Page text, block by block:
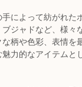
によって紡がれた
ジャドなど、様々
柄や色彩、表情を
力的なアイテムと